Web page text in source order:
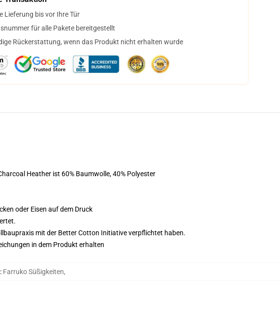
Lieferung bis vor Ihre Tür
für alle Pakete bereitgestellt
Rückerstattung, wenn das Produkt nicht erhalten wurde
Heather ist 60% Baumwolle, 40% Polyester
oder Eisen auf dem Druck
mit der Better Cotton Initiative verpflichtet haben.
in dem Produkt erhalten
: Farruko Süßigkeiten,